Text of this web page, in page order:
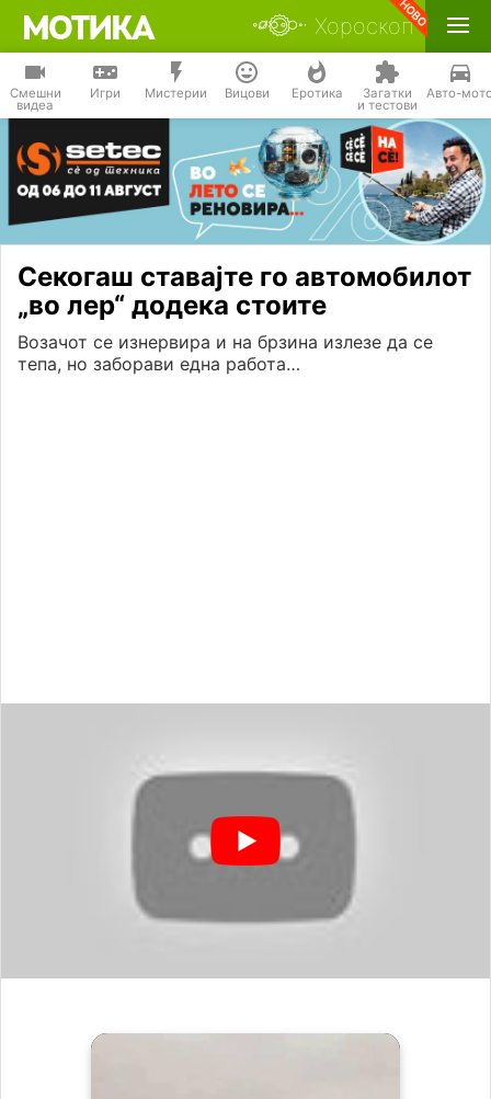
Хороскоп
Смешни
видеа
Игри Мистерии Вицови Еротика Загатки
и тестови
Авто-
Секогаш ставајте го автомобилот
„во лер“ додека стоите
Возачот се изнервира и на брзина излезе да се
тепа, но заборави една работа…